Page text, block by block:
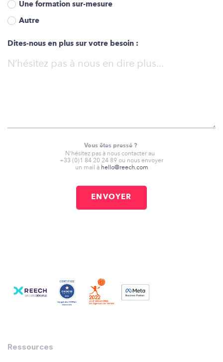
Une formation sur-mesure
Autre
Dites-nous en plus sur votre besoin :
Vous êtes pressé ?
N’hésitez pas à nous contacter au
+33 (0)1 84 20 24 89 ou nous envoyer
un mail à hello@reech.com
Ressources